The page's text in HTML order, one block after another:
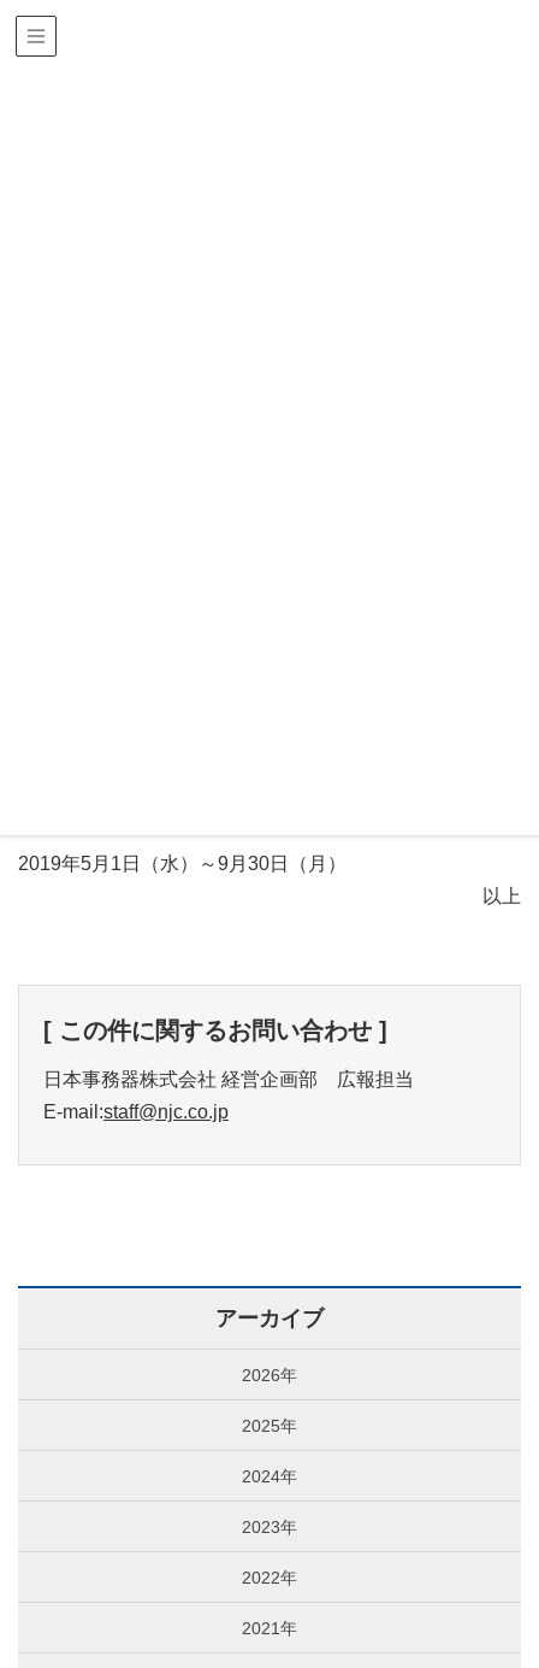
2019年5月1日（水）～9月30日（月）
以上
[ この件に関するお問い合わせ ]
日本事務器株式会社 経営企画部 広報担当
E-mail:staff@njc.co.jp
アーカイブ
2026年
2025年
2024年
2023年
2022年
2021年